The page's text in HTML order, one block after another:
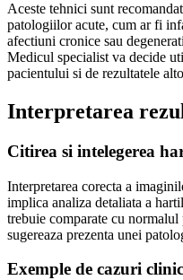
Aceste tehnici sunt
patologiilor acute, cum ar fi
afectiuni cronice sau
Medicul specialist va decide
pacientului si de rezultatele
Interpretarea
Citirea si intelegerea
Interpretarea corecta a
implica analiza detaliata a
trebuie comparate cu
sugereaza prezenta unei
Exemple de cazuri